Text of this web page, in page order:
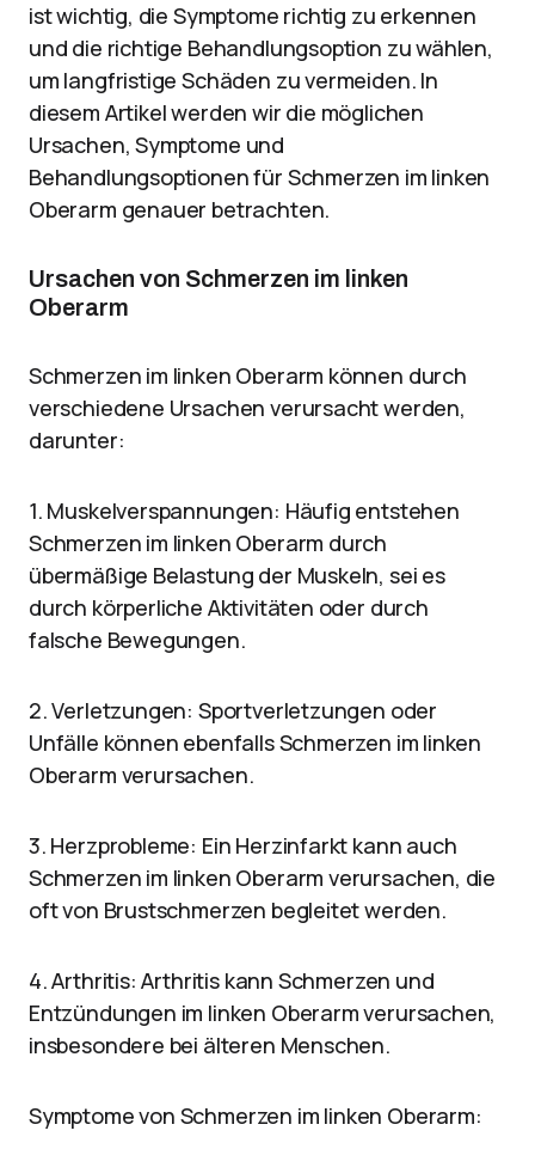
ist wichtig, die Symptome richtig zu erkennen
und die richtige Behandlungsoption zu wählen,
um langfristige Schäden zu vermeiden. In
diesem Artikel werden wir die möglichen
Ursachen, Symptome und
Behandlungsoptionen für Schmerzen im linken
Oberarm genauer betrachten.
Ursachen von Schmerzen im linken
Oberarm
Schmerzen im linken Oberarm können durch
verschiedene Ursachen verursacht werden,
darunter:
1. Muskelverspannungen: Häufig entstehen
Schmerzen im linken Oberarm durch
übermäßige Belastung der Muskeln, sei es
durch körperliche Aktivitäten oder durch
falsche Bewegungen.
2. Verletzungen: Sportverletzungen oder
Unfälle können ebenfalls Schmerzen im linken
Oberarm verursachen.
3. Herzprobleme: Ein Herzinfarkt kann auch
Schmerzen im linken Oberarm verursachen, die
oft von Brustschmerzen begleitet werden.
4. Arthritis: Arthritis kann Schmerzen und
Entzündungen im linken Oberarm verursachen,
insbesondere bei älteren Menschen.
Symptome von Schmerzen im linken Oberarm: